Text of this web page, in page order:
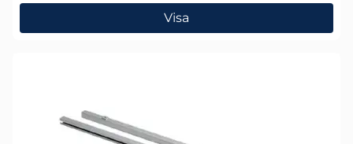
, Nyblads AB Silverline Påbyggnadsram 1200 mm
Visa